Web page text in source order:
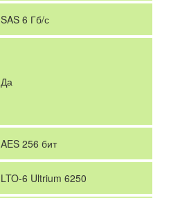
SAS 6 Гб/с
Да
AES 256 бит
LTO-6 Ultrium 6250